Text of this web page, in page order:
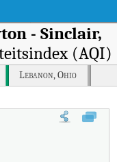
- Sinclair,
(AQI)
Lebanon, Ohio
De realtime